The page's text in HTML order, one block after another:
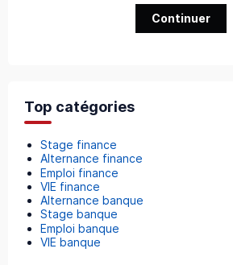
Continuer
Top catégories
Stage finance
Alternance finance
Emploi finance
VIE finance
Alternance banque
Stage banque
Emploi banque
VIE banque